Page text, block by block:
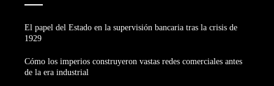
El papel del Estado en la supervisión bancaria tras la crisis de
1929
Cómo los imperios construyeron vastas redes comerciales antes
de la era industrial